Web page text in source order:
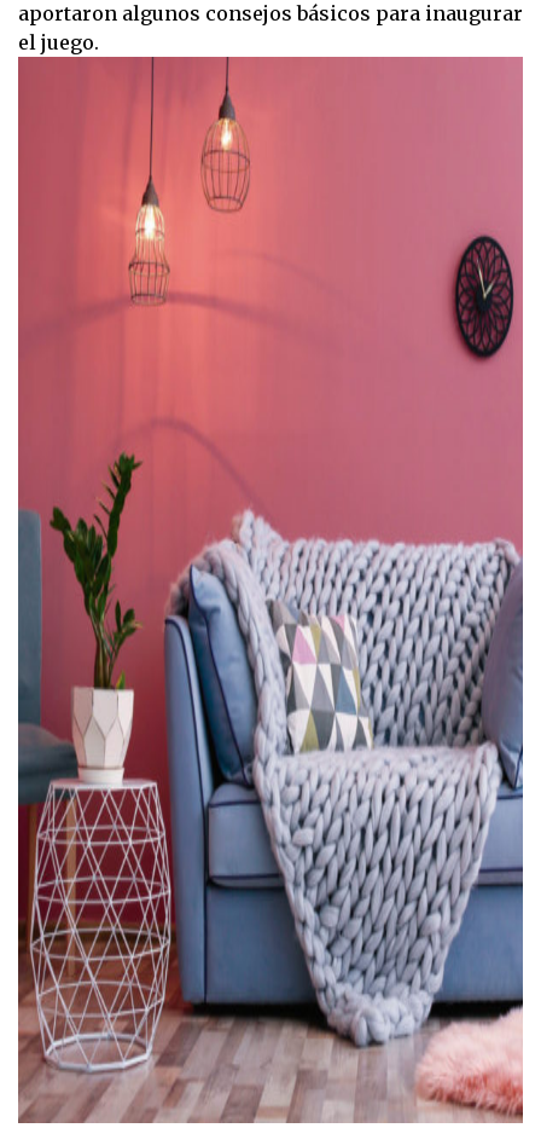
aportaron algunos consejos básicos para inaugurar
el juego.